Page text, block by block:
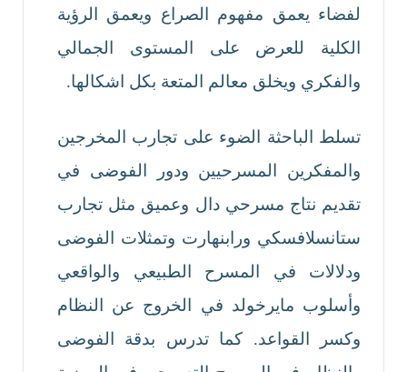
لفضاء يعمق مفهوم الصراع ويعمق الرؤية
الكلية للعرض على المستوى الجمالي
والفكري ويخلق معالم المتعة بكل اشكالها.
تسلط الباحثة الضوء على تجارب المخرجين
والمفكرين المسرحيين ودور الفوضى في
تقديم نتاج مسرحي دال وعميق مثل تجارب
ستانسلافسكي ورابنهارت وتمثلات الفوضى
ودلالات في المسرح الطبيعي والواقعي
وأسلوب مايرخولد في الخروج عن النظام
وكسر القواعد. كما تدرس بدقة الفوضى